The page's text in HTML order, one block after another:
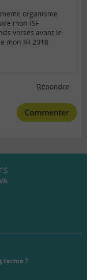
organisme
mon ISF
versés avant le
mon IFI 2018
Répondre
Commenter
terme ?